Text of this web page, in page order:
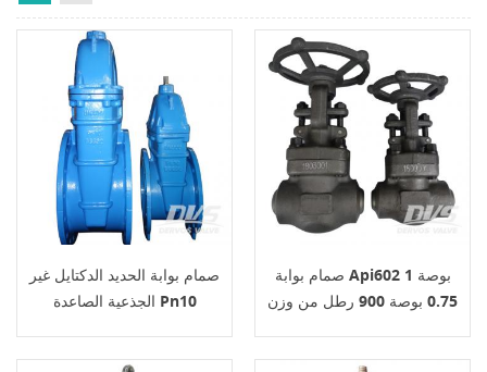
صمام بوابة الحديد الدكتايل غير
الجذعية الصاعدة Pn10
صمام بوابة Api602 1 بوصة
0.75 بوصة 900 رطل من وزن